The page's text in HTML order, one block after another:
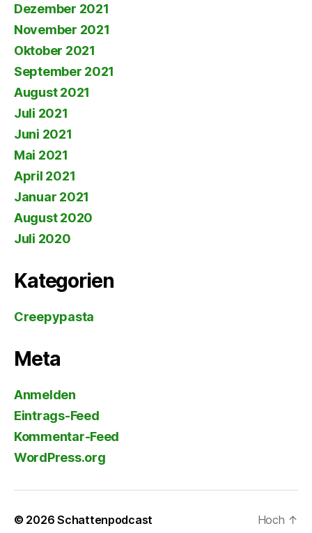
Dezember 2021
November 2021
Oktober 2021
September 2021
August 2021
Juli 2021
Juni 2021
Mai 2021
April 2021
Januar 2021
August 2020
Juli 2020
Kategorien
Creepypasta
Meta
Anmelden
Eintrags-Feed
Kommentar-Feed
WordPress.org
© 2026Schattenpodcast Hoch ↑